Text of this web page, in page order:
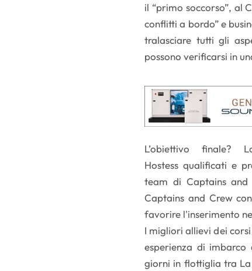
il “primo soccorso”, al
conflitti a bordo” e
tralasciare tutti gli
possono verificarsi in
L’obiettivo
Hostess qualificati e
team di Captains
Captains and Crew
favorire l'inserimento
I migliori allievi dei
esperienza di
giorni in flottiglia tra La